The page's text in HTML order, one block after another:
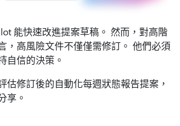
能快速改進提案草稿。 然而，對高階
，高風險文件不僅僅需修訂。 他們必須
自信的決策。
估修訂後的自動化每週狀態報告提案，
享。